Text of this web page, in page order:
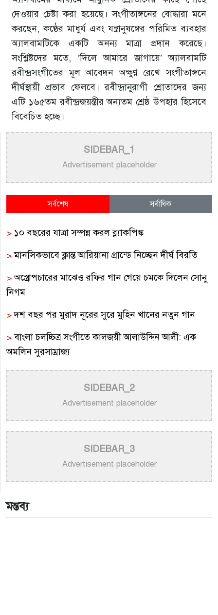
দেওয়ার চেষ্টা করা হয়েছে। সংগীতাঙ্গনের বোদ্ধারা মনে
করছেন, কণ্ঠের মাধুর্য এবং যন্ত্রানুষঙ্গের পরিমিত ব্যবহার
অ্যালবামটিকে একটি অনন্য মাত্রা প্রদান করেছে।
সংশ্লিষ্টদের মতে, ‘দিলে আমারে জাগায়ে’ অ্যালবামটি
রবীন্দ্রসংগীতের মূল আবেদন অক্ষুণ্ণ রেখে সংগীতাঙ্গনে
দীর্ঘস্থায়ী প্রভাব ফেলবে। রবীন্দ্রানুরাগী শ্রোতাদের জন্য
এটি ১৬৫তম রবীন্দ্রজয়ন্তীর অন্যতম শ্রেষ্ঠ উপহার হিসেবে
বিবেচিত হচ্ছে।
SIDEBAR_1
Advertisement placeholder
সর্বশেষ সর্বাধিক
> ১০ বছরের যাত্রা সম্পন্ন করল ব্ল্যাকপিঙ্ক
>মানসিকভাবে ক্লান্ত আরিয়ানা গ্রান্ডে নিচ্ছেন দীর্ঘ বিরতি
>অস্ত্রোপচারের মাঝেও রফির গান গেয়ে চমকে দিলেন সোনু
নিগম
>দশ বছর পর মুরাদ নূরের সুরে মুহিন খানের নতুন গান
>বাংলা চলচ্চিত্র সংগীতে কালজয়ী আলাউদ্দিন আলী: এক
অমলিন সুরসাম্রাজ্য
>বাংলা গানের উপেক্ষিত কিংবদন্তি গীতিকার শিবদাস
বন্দ্যোপাধ্যায়
>
অপূর্বের একক সংগীতানুষ্ঠান আজ নিউইয়র্কে
>হাসান: শিল্পীর প্রতি অসম্মান কোনোভাবেই কাম্য নয়
>
নতুন গান ও কনসার্টে ব্যস্ত পূজার সামনে আন্তর্জাতিক মঞ্চ
>আকাশ সেন ও নিশি শ্রাবণীর নতুন জুটির সৃষ্টি: মুক্তি পেল
SIDEBAR_2
Advertisement placeholder
SIDEBAR_3
Advertisement placeholder
মন্তব্য